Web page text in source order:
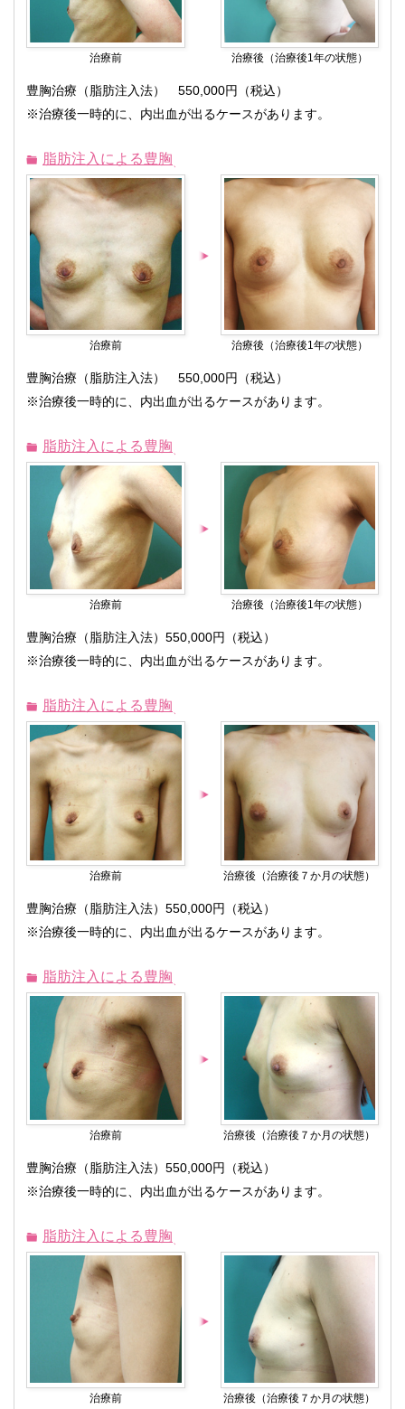
治療前 治療後（治療後1年の状態）
豊胸治療（脂肪注入法） 550,000円（税込）
※治療後一時的に、内出血が出るケースがあります。
脂肪注入による豊胸
治療前 治療後（治療後1年の状態）
豊胸治療（脂肪注入法） 550,000円（税込）
※治療後一時的に、内出血が出るケースがあります。
脂肪注入による豊胸
治療前 治療後（治療後1年の状態）
豊胸治療（脂肪注入法）550,000円（税込）
※治療後一時的に、内出血が出るケースがあります。
脂肪注入による豊胸
治療前 治療後（治療後７か月の状態）
豊胸治療（脂肪注入法）550,000円（税込）
※治療後一時的に、内出血が出るケースがあります。
脂肪注入による豊胸
治療前 治療後（治療後７か月の状態）
豊胸治療（脂肪注入法）550,000円（税込）
※治療後一時的に、内出血が出るケースがあります。
脂肪注入による豊胸
治療前 治療後（治療後７か月の状態）